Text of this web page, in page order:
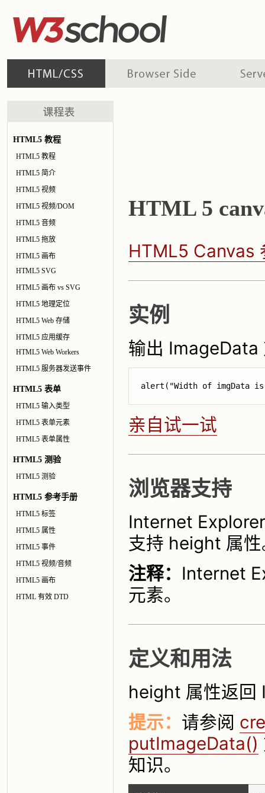
HTML5 教程
HTML5 教程
HTML5 简介
HTML5 视频
HTML5 视频/DOM
HTML5 音频
HTML5 拖放
HTML5 画布
HTML5 SVG
HTML5 画布 vs SVG
HTML5 地理定位
HTML5 Web 存储
HTML5 应用缓存
HTML5 Web Workers
HTML5 服务器发送事件
HTML5 表单
HTML5 输入类型
HTML5 表单元素
HTML5 表单属性
HTML5 测验
HTML5 测验
HTML5 参考手册
HTML5 标签
HTML5 属性
HTML5 事件
HTML5 视频/音频
HTML5 画布
HTML 有效 DTD
HTML 5
HTML5 Canvas
实例
输出 ImageData
alert("Width of imgData
亲自试一试
浏览器支持
Internet
支持 height 属
注释： Internet
元素。
定义和用法
height 属性返回
提示： 请参阅
putImageData()
知识。